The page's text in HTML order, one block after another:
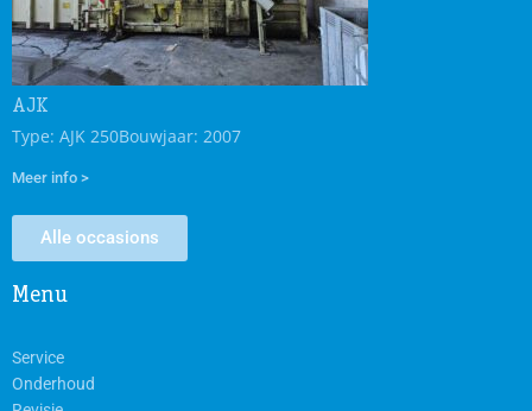
Menu
Service
Onderhoud
AJK
Type: AJK 250Bouwjaar: 2007
Meer info >
Alle occasions